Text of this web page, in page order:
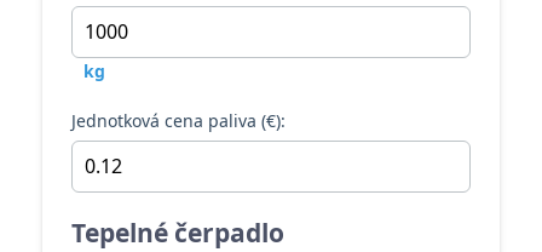
kg
Jednotková cena paliva (€):
Tepelné čerpadlo